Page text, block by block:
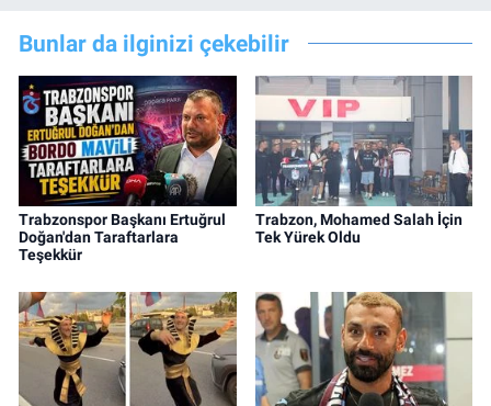
Bunlar da ilginizi çekebilir
Trabzonspor Başkanı Ertuğrul
Doğan'dan Taraftarlara
Teşekkür
Trabzon, Mohamed Salah İçin
Tek Yürek Oldu